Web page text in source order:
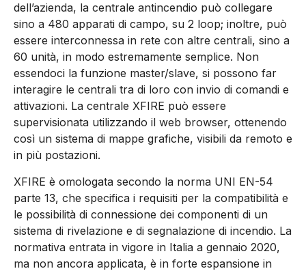
dell’azienda, la centrale antincendio può collegare
sino a 480 apparati di campo, su 2 loop; inoltre, può
essere interconnessa in rete con altre centrali, sino a
60 unità, in modo estremamente semplice. Non
essendoci la funzione master/slave, si possono far
interagire le centrali tra di loro con invio di comandi e
attivazioni. La centrale XFIRE può essere
supervisionata utilizzando il web browser, ottenendo
così un sistema di mappe grafiche, visibili da remoto e
in più postazioni.
XFIRE è omologata secondo la norma UNI EN-54
parte 13, che specifica i requisiti per la compatibilità e
le possibilità di connessione dei componenti di un
sistema di rivelazione e di segnalazione di incendio. La
normativa entrata in vigore in Italia a gennaio 2020,
ma non ancora applicata, è in forte espansione in